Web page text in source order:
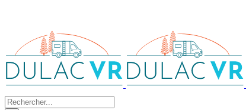
Rechercher: